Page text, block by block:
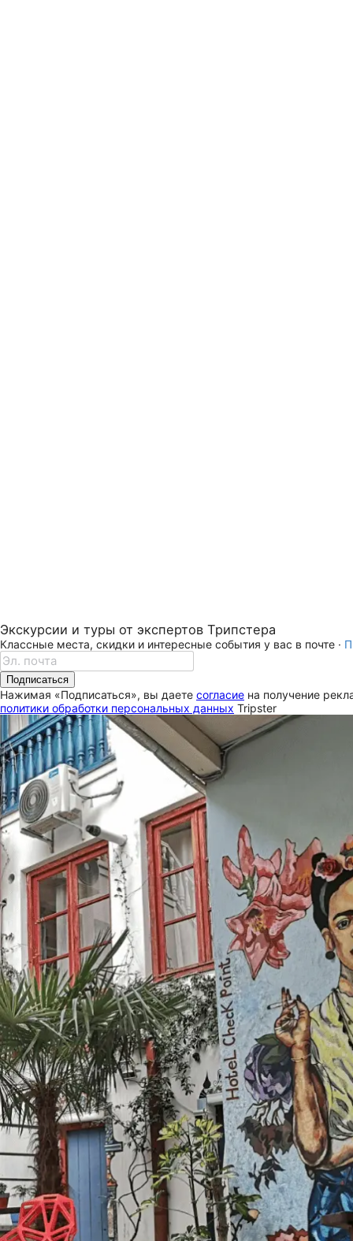
Экскурсии и туры от экспертов Трипстера
Классные места, скидки и интересные события у вас в почте ·
Подписаться
Нажимая «Подписаться», вы даете согласие на получение
политики обработки персональных данных Tripster